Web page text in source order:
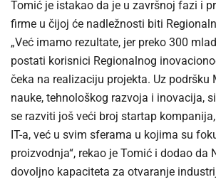
Tomić je istakao da je u završnoj fazi i
firme u čijoj će nadležnosti biti
„Već imamo rezultate, jer preko 300
postati korisnici Regionalnog
čeka na realizaciju projekta. Uz podršku
nauke, tehnološkog razvoja i inovacija,
se razviti još veći broj startap
IT-a, već u svim sferama u kojima su
proizvodnja“, rekao je Tomić i dodao da
dovoljno kapaciteta za otvaranje